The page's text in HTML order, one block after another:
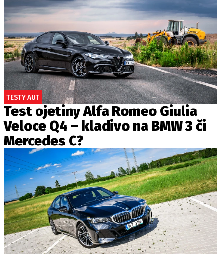
TESTY AUT
Test ojetiny Alfa Romeo Giulia
Veloce Q4 – kladivo na BMW 3 či
Mercedes C?